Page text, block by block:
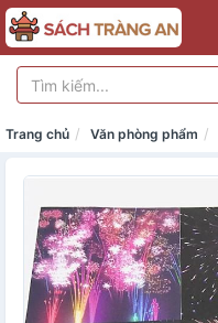
Trang chủ Văn phòng phẩm